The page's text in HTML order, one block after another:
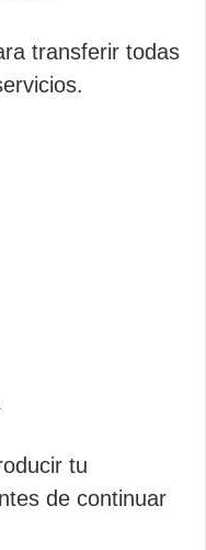
transferir todas
tu
de continuar